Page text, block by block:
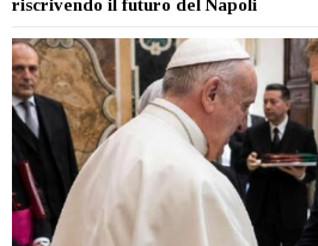
riscrivendo il futuro del Napoli